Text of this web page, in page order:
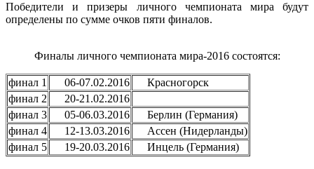
Победители и призеры личного чемпионата мира будут
определены по сумме очков пяти финалов.
Финалы личного чемпионата мира-2016 состоятся:
финал 1 06-07.02.2016
Красногорск
финал 2
20-21.02.2016
финал 3
05-06.03.2016
Берлин (Германия)
финал 4
12-13.03.2016
Ассен (Нидерланды)
финал 5
19-20.03.2016 Инцель (Германия)